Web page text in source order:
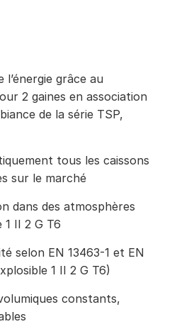
grâce au
2 gaines en association
de la série TSP,
tous les caissons
sur le marché
dans des atmosphères
1 II 2 G T6
selon EN 13463-1 et EN
1 II 2 G T6)
constants,